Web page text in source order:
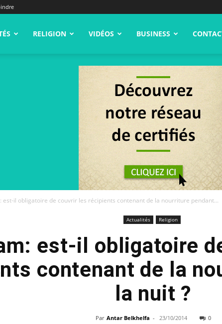
RELIGION VIDÉOS BUSINESS
est-il obligatoire de couvrir les récipients contenant de la nourriture pendant...
Actualités Religion
est-il obligatoire
contenant de la
la nuit ?
Par Antar Belkhelfa - 23/10/2014 0